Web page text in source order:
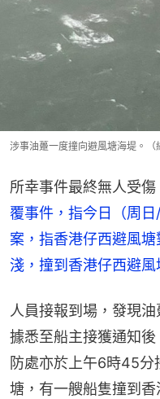
涉事油躉一度撞向避風塘海堤。（
所幸事件最終無人受
覆事件，指今日（周
案，指香港仔西避風
淺，撞到香港仔西避
人員接報到場，發現
據悉至船主接獲通知
防處亦於上午6時45
塘，有一艘船隻撞到